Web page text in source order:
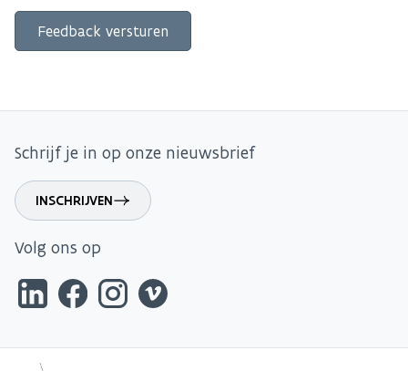
Schrijf je in op onze nieuwsbrief
INSCHRIJVEN
Volg ons op